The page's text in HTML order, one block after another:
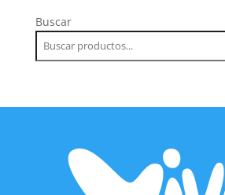
Buscar